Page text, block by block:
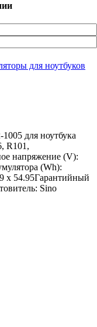
для ноутбуков
для ноутбука
R101,
напряжение (V):
(Wh):
x 54.95Гарантийный
Sino